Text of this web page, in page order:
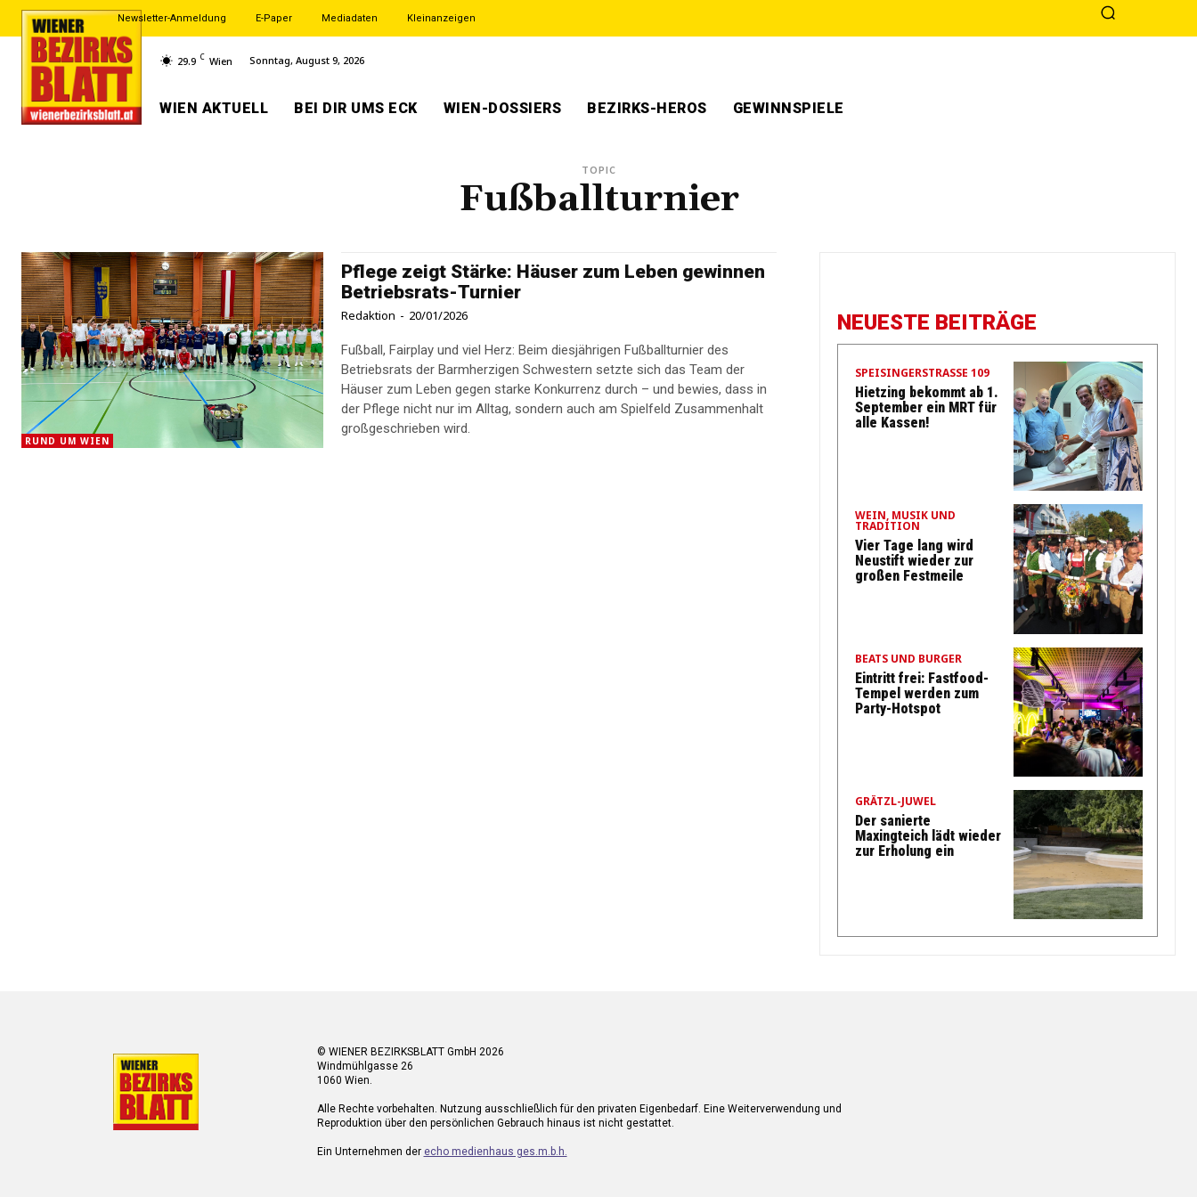
Newsletter-Anmeldung E-Paper Mediadaten Kleinanzeigen
29.9 C Wien Sonntag, August 9, 2026
WIEN AKTUELL BEI DIR UMS ECK WIEN-DOSSIERS BEZIRKS-HEROS GEWINNSPIELE
TOPIC
Fußballturnier
RUND UM WIEN
Pflege zeigt Stärke: Häuser zum Leben gewinnen
Betriebsrats-Turnier
Redaktion - 20/01/2026
Fußball, Fairplay und viel Herz: Beim diesjährigen Fußballturnier des
Betriebsrats der Barmherzigen Schwestern setzte sich das Team der
Häuser zum Leben gegen starke Konkurrenz durch – und bewies, dass in
der Pflege nicht nur im Alltag, sondern auch am Spielfeld Zusammenhalt
großgeschrieben wird.
NEUESTE BEITRÄGE
SPEISINGERSTRASSE 109
Hietzing bekommt ab 1.
September ein MRT für
alle Kassen!
WEIN, MUSIK UND
TRADITION
Vier Tage lang wird
Neustift wieder zur
großen Festmeile
BEATS UND BURGER
Eintritt frei: Fastfood-
Tempel werden zum
Party-Hotspot
GRÄTZL-JUWEL
Der sanierte
Maxingteich lädt wieder
zur Erholung ein
© WIENER BEZIRKSBLATT GmbH 2026
Windmühlgasse 26
1060 Wien.
Alle Rechte vorbehalten. Nutzung ausschließlich für den privaten Eigenbedarf. Eine Weiterverwendung und
Reproduktion über den persönlichen Gebrauch hinaus ist nicht gestattet.
Ein Unternehmen der echo medienhaus ges.m.b.h.